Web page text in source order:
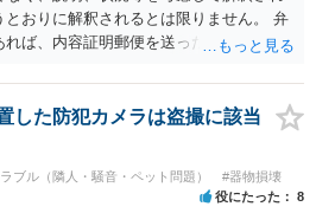
おりに解釈されるとは限りません。 弁
ば、内容証明郵便を送ったうえで、デ
した防犯カメラは盗撮に該当
ブル（隣人・騒音・ペット問題） #器物損壊
役にたった 8